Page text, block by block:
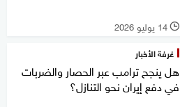
l 14 يوليو 2026
غرفة الأخبار
هل ينجح ترامب عبر الحصار والضربات
في دفع إيران نحو التنازل؟